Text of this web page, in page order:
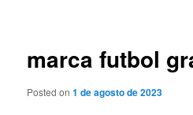
marca futbol
Posted on1 de agosto de 2023